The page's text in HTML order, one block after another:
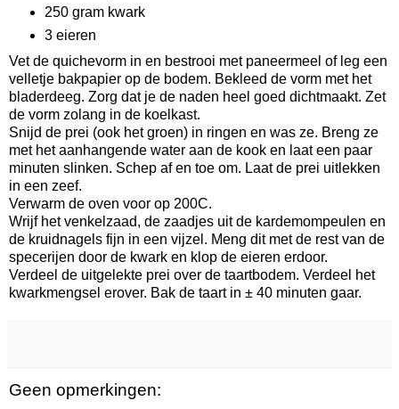
250 gram kwark
3 eieren
Vet de quichevorm in en bestrooi met paneermeel of leg een
velletje bakpapier op de bodem. Bekleed de vorm met het
bladerdeeg. Zorg dat je de naden heel goed dichtmaakt. Zet
de vorm zolang in de koelkast.
Snijd de prei (ook het groen) in ringen en was ze. Breng ze
met het aanhangende water aan de kook en laat een paar
minuten slinken. Schep af en toe om. Laat de prei uitlekken
in een zeef.
Verwarm de oven voor op 200C.
Wrijf het venkelzaad, de zaadjes uit de kardemompeulen en
de kruidnagels fijn in een vijzel. Meng dit met de rest van de
specerijen door de kwark en klop de eieren erdoor.
Verdeel de uitgelekte prei over de taartbodem. Verdeel het
kwarkmengsel erover. Bak de taart in ± 40 minuten gaar.
Geen opmerkingen: